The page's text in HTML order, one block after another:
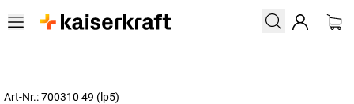
Art-Nr.: 700310 49 (lp5)